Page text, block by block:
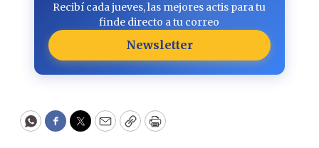
Recibí cada jueves, las mejores actis para tu
finde directo a tu correo
Newsletter
WhatsApp
Facebook
Twitter
EmailCopyPrint